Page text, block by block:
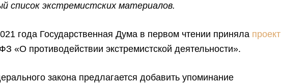
список экстремистских материалов.
года Государственная Дума в первом чтении приняла проект
«О противодействии экстремистской деятельности».
закона предлагается добавить упоминание